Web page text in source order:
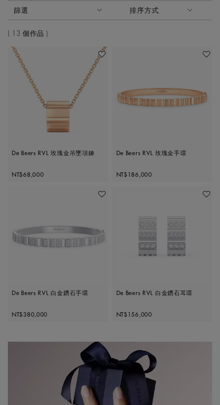
篩選 排序方式
排序方式
13 個作品
加入喜愛清單
De Beers RVL 玫瑰金吊墜項鍊
Original price
NT$68,000
加入喜
De Beers RVL 玫瑰金手環
Original price
NT$186,000
加入喜愛清單
De Beers RVL 白金鑽石手環
Original price
NT$380,000
加入喜
De Beers RVL 白金鑽石耳環
Original price
NT$156,000